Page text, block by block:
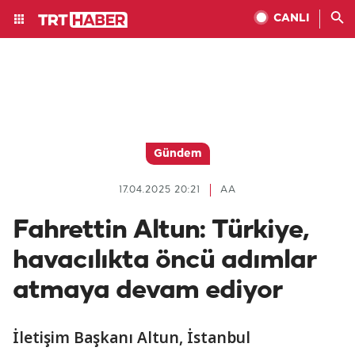
CANLI
Gündem
AA
17.04.2025 20:21
Fahrettin Altun: Türkiye,
havacılıkta öncü adımlar
atmaya devam ediyor
İletişim Başkanı Altun, İstanbul